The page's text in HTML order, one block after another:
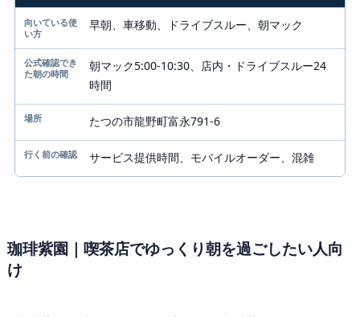
早朝、車移動、ドライブスルー、朝マック
朝マック5:00-10:30、店内・ドライブスルー24
時間
たつの市龍野町富永791-6
サービス提供時間、モバイルオーダー、混雑
珈琲紫園｜喫茶店でゆっくり朝を過ごしたい人向
け